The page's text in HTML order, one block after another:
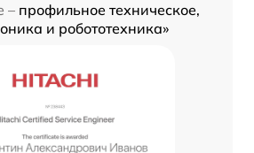
– профильное техническое,
и робототехника»